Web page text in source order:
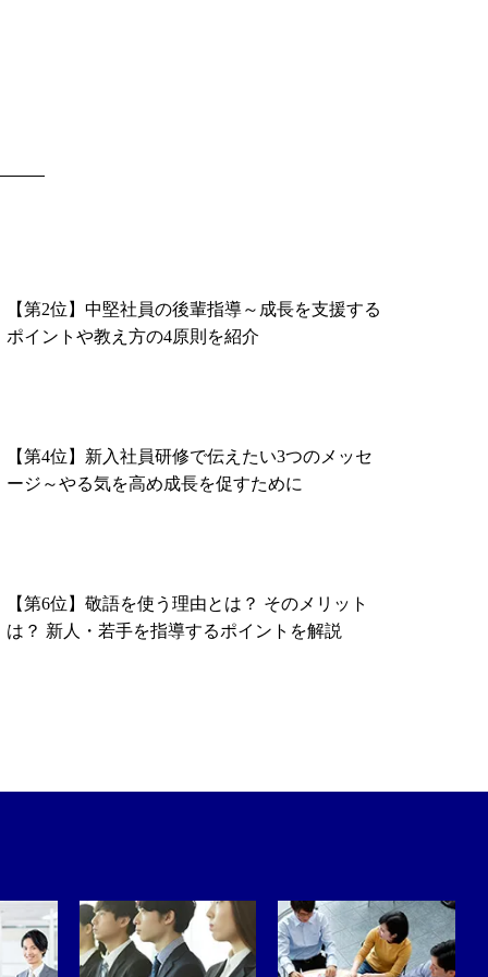
【第2位】中堅社員の後輩指導～成長を支援する
ポイントや教え方の4原則を紹介
【第4位】新入社員研修で伝えたい3つのメッセ
ージ～やる気を高め成長を促すために
【第6位】敬語を使う理由とは？ そのメリット
は？ 新人・若手を指導するポイントを解説